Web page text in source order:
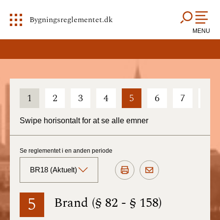
Bygningsreglementet.dk
MENU
1 2 3 4 5 6 7
Swipe horisontalt for at se alle emner
5 Brand (§ 82 - § 158)
Se reglementet i en anden periode
BR18 (Aktuelt)
BR18 (Aktuelt)